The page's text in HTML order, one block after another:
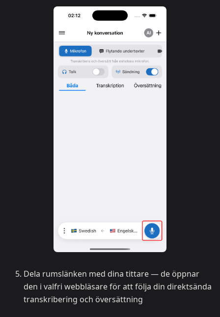
Dela rumslänken med dina tittare — de öppnar
den i valfri webbläsare för att följa din direktsända
transkribering och översättning